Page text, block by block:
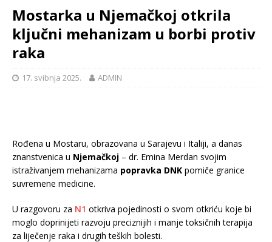
Mostarka u Njemačkoj otkrila
ključni mehanizam u borbi protiv
raka
17. svibnja 2025. ADMIN
Rođena u Mostaru, obrazovana u Sarajevu i Italiji, a danas
znanstvenica u Njemačkoj – dr. Emina Merdan svojim
istraživanjem mehanizama popravka DNK pomiče granice
suvremene medicine.
U razgovoru za N1 otkriva pojedinosti o svom otkriću koje bi
moglo doprinijeti razvoju preciznijih i manje toksičnih terapija
za liječenje raka i drugih teških bolesti.